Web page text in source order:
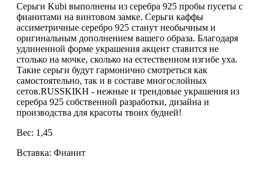
Серьги Kubi выполнены из серебра 925 пробы пусеты с
фианитами на винтовом замке. Серьги каффы
ассиметричные серебро 925 станут необычным и
оригинальным дополнением вашего образа. Благодаря
удлиненной форме украшения акцент ставится не
столько на мочке, сколько на естественном изгибе уха.
Такие серьги будут гармонично смотреться как
самостоятельно, так и в составе многослойных
сетов.RUSSKIKH - нежные и трендовые украшения из
серебра 925 собственной разработки, дизайна и
производства для красоты твоих будней!
Вес: 1,45
Вставка: Фианит